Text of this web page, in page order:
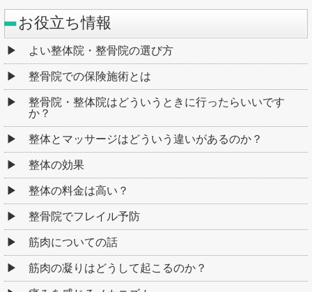
お役立ち情報
よい整体院・整骨院の選び方
整骨院での保険施術とは
整骨院・整体院はどういうときに行ったらいいです
か？
整体とマッサージはどういう違いがあるのか？
整体の効果
整体の料金は高い？
整骨院でフレイル予防
筋肉についての話
筋肉の凝りはどうして起こるのか？